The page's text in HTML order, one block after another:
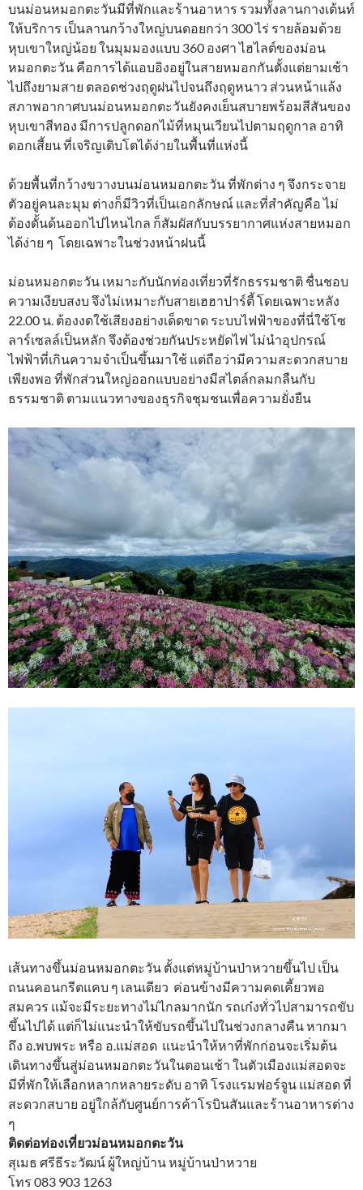
บนม่อนหมอกตะวันมีที่พักและร้านอาหาร รวมทั้งลานกางเต้นท์
ให้บริการ เป็นลานกว้างใหญ่บนดอยกว่า 300 ไร่ รายล้อมด้วย
หุบเขาใหญ่น้อย ในมุมมองแบบ 360 องศา ไฮไลต์ของม่อน
หมอกตะวัน คือการได้แอบอิงอยู่ในสายหมอกกันตั้งแต่ยามเช้า
ไปถึงยามสาย ตลอดช่วงฤดูฝนไปจนถึงฤดูหนาว ส่วนหน้าแล้ง
สภาพอากาศบนม่อนหมอกตะวันยังคงเย็นสบายพร้อมสีสันของ
หุบเขาสีทอง มีการปลูกดอกไม้ที่หมุนเวียนไปตามฤดูกาล อาทิ
ดอกเสี้ยน ที่เจริญเติบโตได้ง่ายในพื้นที่แห่งนี้
ด้วยพื้นที่กว้างขวางบนม่อนหมอกตะวัน ที่พักต่าง ๆ จึงกระจาย
ตัวอยู่คนละมุม ต่างก็มีวิวที่เป็นเอกลักษณ์ และที่สำคัญคือ ไม่
ต้องดั้นด้นออกไปไหนไกล ก็สัมผัสกับบรรยากาศแห่งสายหมอก
ได้ง่าย ๆ โดยเฉพาะในช่วงหน้าฝนนี้
ม่อนหมอกตะวัน เหมาะกับนักท่องเที่ยวที่รักธรรมชาติ ชื่นชอบ
ความเงียบสงบ จึงไม่เหมาะกับสายเฮฮาปาร์ตี้ โดยเฉพาะหลัง
22.00 น. ต้องงดใช้เสียงอย่างเด็ดขาด ระบบไฟฟ้าของที่นี่ใช้โซ
ลาร์เซลล์เป็นหลัก จึงต้องช่วยกันประหยัดไฟ ไม่นำอุปกรณ์
ไฟฟ้าที่เกินความจำเป็นขึ้นมาใช้ แต่ถือว่ามีความสะดวกสบาย
เพียงพอ ที่พักส่วนใหญ่ออกแบบอย่างมีสไตล์กลมกลืนกับ
ธรรมชาติ ตามแนวทางของธุรกิจชุมชนเพื่อความยั่งยืน
เส้นทางขึ้นม่อนหมอกตะวัน ตั้งแต่หมู่บ้านป่าหวายขึ้นไป เป็น
ถนนคอนกรีตแคบ ๆ เลนเดียว ค่อนข้างมีความคดเคี้ยวพอ
สมควร แม้จะมีระยะทางไม่ไกลมากนัก รถเก๋งทั่วไปสามารถขับ
ขึ้นไปได้ แต่ก็ไม่แนะนำให้ขับรถขึ้นไปในช่วงกลางคืน หากมา
ถึง อ.พบพระ หรือ อ.แม่สอด แนะนำให้หาที่พักก่อนจะเริ่มต้น
เดินทางขึ้นสู่ม่อนหมอกตะวันในตอนเช้า ในตัวเมืองแม่สอดจะ
มีที่พักให้เลือกหลากหลายระดับ อาทิ โรงแรมฟอร์จูน แม่สอด ที่
สะดวกสบาย อยู่ใกล้กับศูนย์การค้าโรบินสันและร้านอาหารต่าง
ๆ
ติดต่อท่องเที่ยวม่อนหมอกตะวัน
สุเมธ ศรีธีระวัฒน์ ผู้ใหญ่บ้าน หมู่บ้านป่าหวาย
โทร 083 903 1263